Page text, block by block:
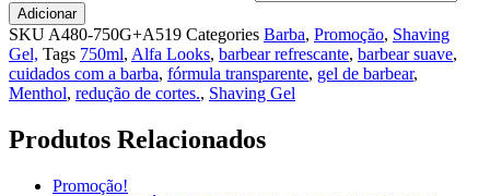
Adicionar
SKU A480-750G+A519 Categories Barba, Promoção, Shaving
Gel, Tags 750ml, Alfa Looks, barbear refrescante, barbear suave,
cuidados com a barba, fórmula transparente, gel de barbear,
Menthol, redução de cortes., Shaving Gel
Produtos Relacionados
Promoção!